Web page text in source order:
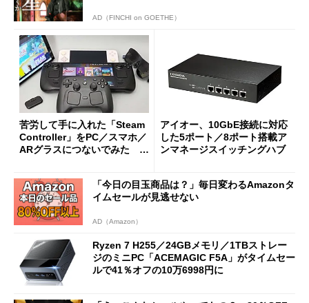
AD（FINCHI on GOETHE）
苦労して手に入れた「Steam
Controller」をPC／スマホ／
ARグラスにつないでみた ゲ
アイオー、10GbE接続に対応
した5ポート／8ポート搭載ア
ンマネージスイッチングハブ
「今日の目玉商品は？」毎日変わるAmazonタ
イムセールが見逃せない
AD（Amazon）
Ryzen 7 H255／24GBメモリ／1TBストレー
ジのミニPC「ACEMAGIC F5A」がタイムセー
ルで41％オフの10万6998円に